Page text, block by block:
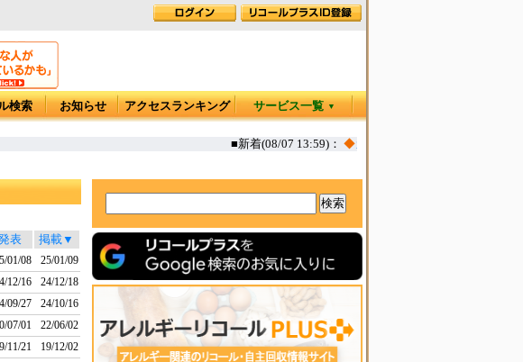
検索 お知らせ アクセスランキング サービス一覧 ▼
■新着(08/07 13:59)：◆カヤック オタリア360T 一部生地
表
掲載▼
01/08 25/01/09
12/16 24/12/18
09/27 24/10/16
07/01 22/06/02
11/21 19/12/02